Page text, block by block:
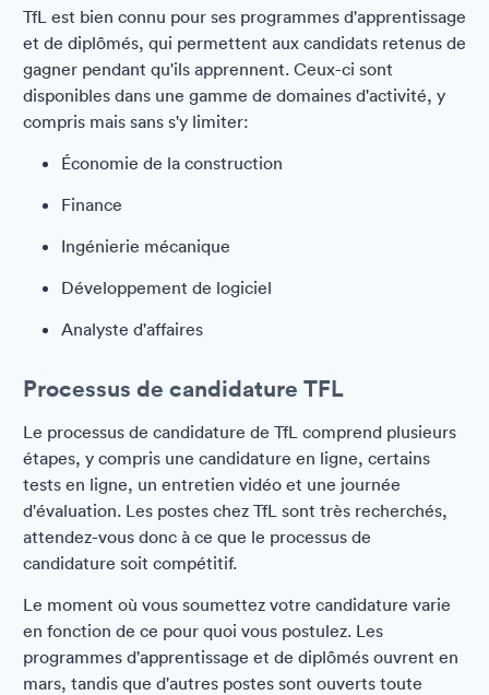
TfL est bien connu pour ses programmes d'apprentissage
et de diplômés, qui permettent aux candidats retenus de
gagner pendant qu'ils apprennent. Ceux-ci sont
disponibles dans une gamme de domaines d'activité, y
compris mais sans s'y limiter:
Économie de la construction
Finance
Ingénierie mécanique
Développement de logiciel
Analyste d'affaires
Processus de candidature TFL
Le processus de candidature de TfL comprend plusieurs
étapes, y compris une candidature en ligne, certains
tests en ligne, un entretien vidéo et une journée
d'évaluation. Les postes chez TfL sont très recherchés,
attendez-vous donc à ce que le processus de
candidature soit compétitif.
Le moment où vous soumettez votre candidature varie
en fonction de ce pour quoi vous postulez. Les
programmes d'apprentissage et de diplômés ouvrent en
mars, tandis que d'autres postes sont ouverts toute